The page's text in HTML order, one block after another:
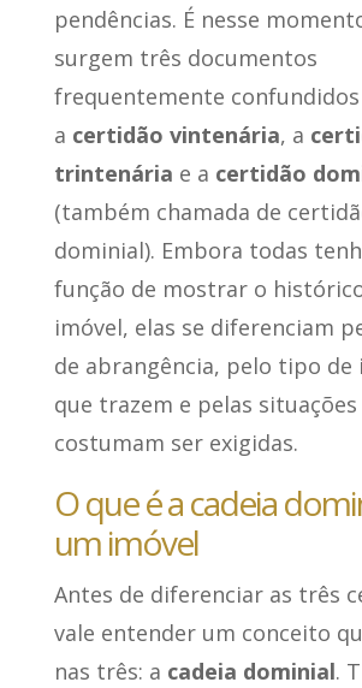
pendências. É nesse
surgem três documentos
frequentemente
a certidão vintenária, a
trintenária e a certidão
(também chamada de
dominial). Embora todas
função de mostrar o
imóvel, elas se diferenciam
de abrangência, pelo tipo de
que trazem e pelas
costumam ser exigidas.
O que é a cadeia
um imóvel
Antes de diferenciar as três
vale entender um conceito
nas três: a cadeia dominial.